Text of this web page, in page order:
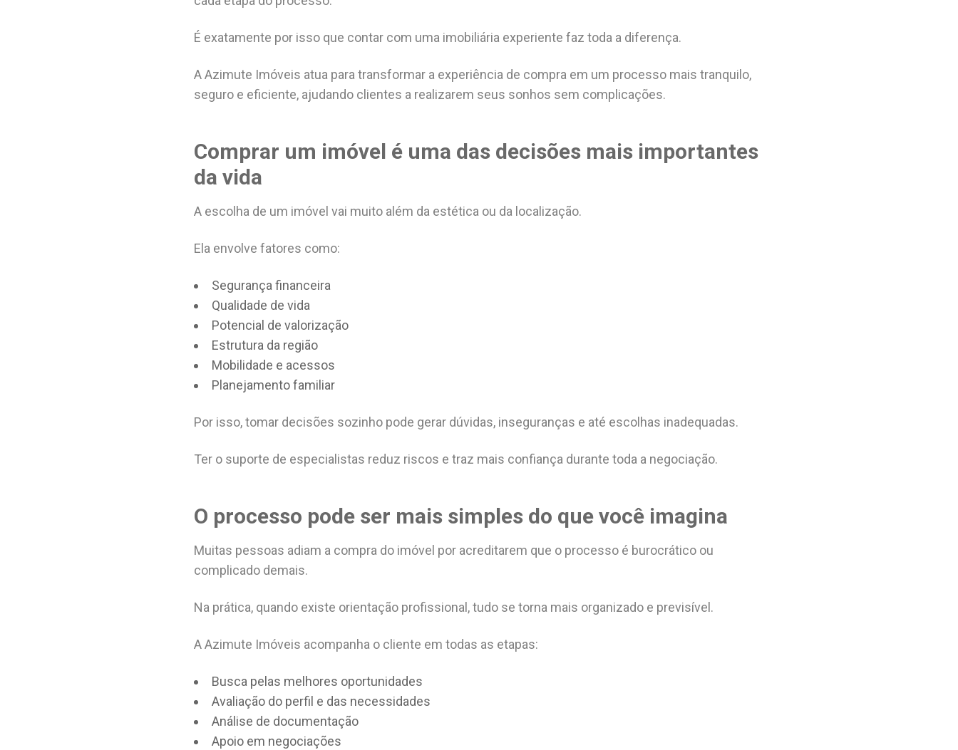
É exatamente por isso que contar com uma imobiliária experiente faz toda a diferença.
A Azimute Imóveis atua para transformar a experiência de compra em um processo mais tranquilo,
seguro e eficiente, ajudando clientes a realizarem seus sonhos sem complicações.
Comprar um imóvel é uma das decisões mais importantes
da vida
A escolha de um imóvel vai muito além da estética ou da localização.
Ela envolve fatores como:
Segurança financeira
Qualidade de vida
Potencial de valorização
Estrutura da região
Mobilidade e acessos
Planejamento familiar
Por isso, tomar decisões sozinho pode gerar dúvidas, inseguranças e até escolhas inadequadas.
Ter o suporte de especialistas reduz riscos e traz mais confiança durante toda a negociação.
O processo pode ser mais simples do que você imagina
Muitas pessoas adiam a compra do imóvel por acreditarem que o processo é burocrático ou
complicado demais.
Na prática, quando existe orientação profissional, tudo se torna mais organizado e previsível.
A Azimute Imóveis acompanha o cliente em todas as etapas:
Busca pelas melhores oportunidades
Avaliação do perfil e das necessidades
Análise de documentação
Apoio em negociações